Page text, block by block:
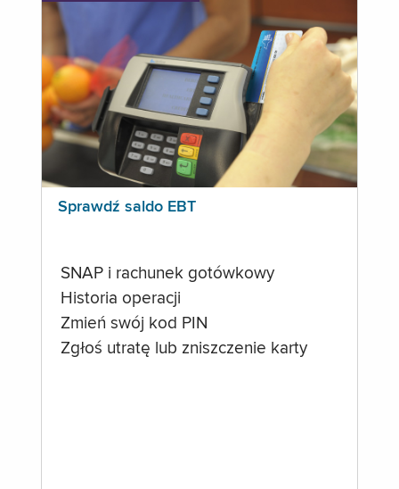
Sprawdź saldo EBT
SNAP i rachunek gotówkowy
Historia operacji
Zmień swój kod PIN
Zgłoś utratę lub zniszczenie karty